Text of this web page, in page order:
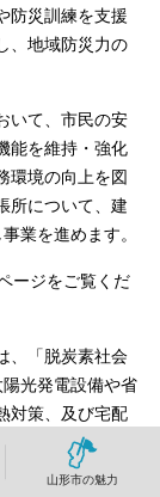
防災訓練を支援
、地域防災力の
いて、市民の安
能を維持・強化
環境の向上を図
所について、建
業を進めます。
ージをご覧くだ
、「脱炭素社会
光発電設備や省
対策、及び宅配
る二酸化炭素削
たに補助を行い
山形市の魅力